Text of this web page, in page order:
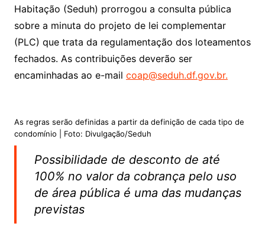
Habitação (Seduh) prorrogou a consulta pública
sobre a minuta do projeto de lei complementar
(PLC) que trata da regulamentação dos loteamentos
fechados. As contribuições deverão ser
encaminhadas ao e-mail coap@seduh.df.gov.br.
As regras serão definidas a partir da definição de cada tipo de
condomínio | Foto: Divulgação/Seduh
Possibilidade de desconto de até
100% no valor da cobrança pelo uso
de área pública é uma das mudanças
previstas